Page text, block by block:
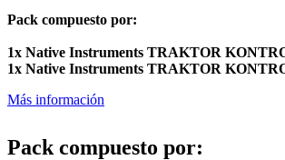
Pack compuesto por:
1x Native Instruments TRAKTOR
1x Native Instruments TRAKTOR
Más información
Pack compuesto por: